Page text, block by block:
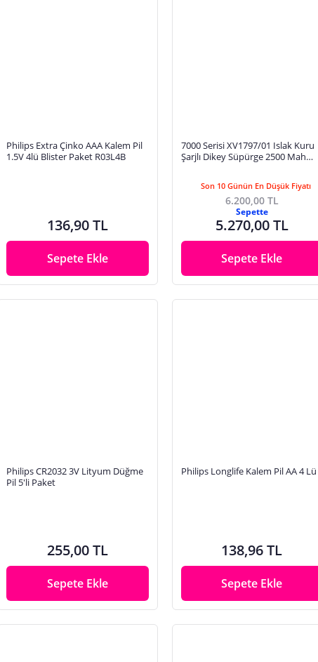
Philips Extra Çinko AAA Kalem Pil
1.5V 4lü Blister Paket R03L4B
136,90 TL
Sepete Ekle
7000 Serisi XV1797/01 Islak Kuru
Şarjlı Dikey Süpürge 2500 Mah
Son 10 Günün En Düşük Fiyatı
6.200,00 TL
Sepette
5.270,00 TL
Sepete Ekle
Philips CR2032 3V Lityum Düğme
Pil 5'li Paket
255,00 TL
Sepete Ekle
Philips Longlife Kalem Pil AA 4 Lü
138,96 TL
Sepete Ekle